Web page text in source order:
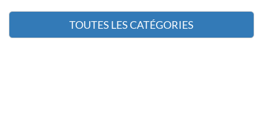
TOUTES LES CATÉGORIES